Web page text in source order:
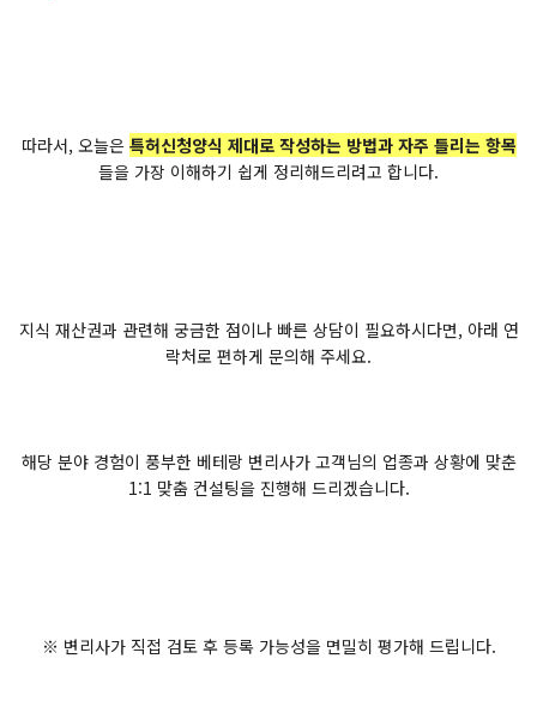
따라서, 오늘은 특허신청양식 제대로 작성하는 방법과 자주 틀리는 항목
들을 가장 이해하기 쉽게 정리해드리려고 합니다.
지식 재산권과 관련해 궁금한 점이나 빠른 상담이 필요하시다면, 아래 연
락처로 편하게 문의해 주세요.
해당 분야 경험이 풍부한 베테랑 변리사가 고객님의 업종과 상황에 맞춘
1:1 맞춤 컨설팅을 진행해 드리겠습니다.
※ 변리사가 직접 검토 후 등록 가능성을 면밀히 평가해 드립니다.